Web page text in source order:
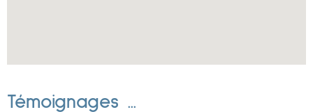
Témoignages ...